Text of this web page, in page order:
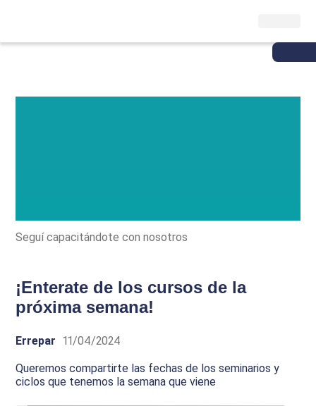
Seguí capacitándote con nosotros
¡Enterate de los cursos de la
próxima semana!
Errepar 11/04/2024
Queremos compartirte las fechas de los seminarios y
ciclos que tenemos la semana que viene